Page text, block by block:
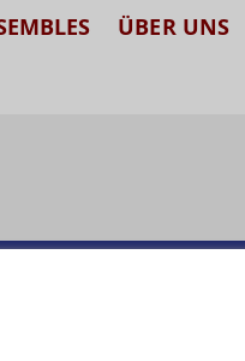
ÜBER UNS